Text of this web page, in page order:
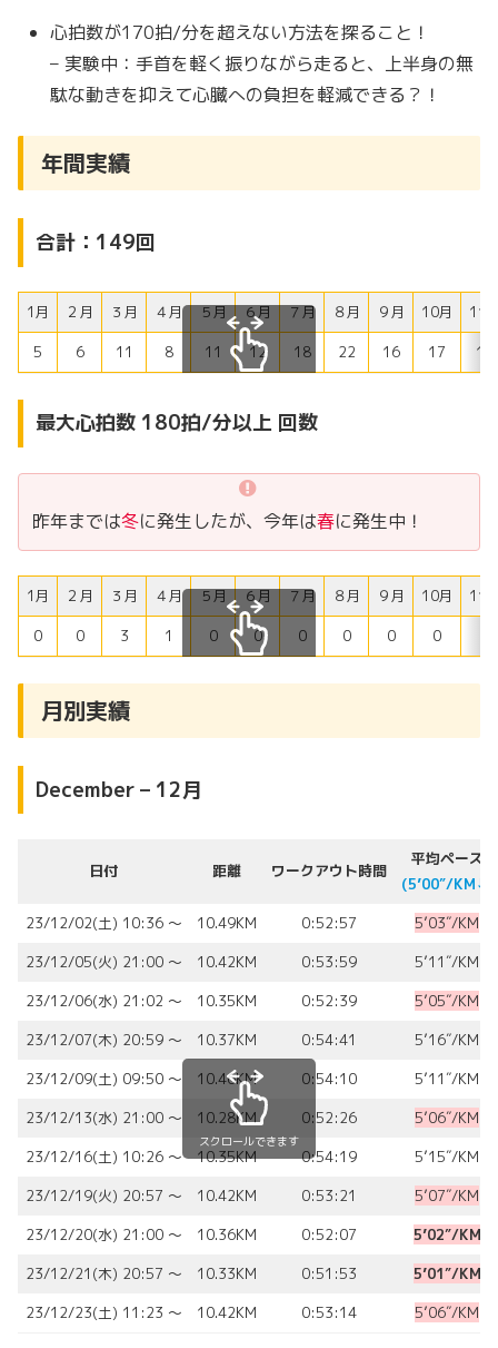
心拍数が170拍/分を超えない方法を探ること！
– 実験中：手首を軽く振りながら走ると、上半身の無
駄な動きを抑えて心臓への負担を軽減できる？！
年間実績
合計：149回
1月 ２月 ３月 ４月 ５月 ６月 ７月 ８月 ９月 10月
11
5
6 11 8 11 12 18 22 16 17 12
最大心拍数 180拍/分以上 回数
昨年までは冬に発生したが、今年は春に発生中！
1月 ２月 ３月 ４月 ５月 ６月 ７月 ８月 ９月 10月
11
0
0 3 1 0 0 0 0 0 0
月別実績
December – 12月
日付 距離 ワークアウト時間
平均ペース
(5’00″/KM⬇︎)
23/12/02(土) 10:36 〜
10.49KM 0:52:57
5’03″/KM
23/12/05(火) 21:00 〜
10.42KM 0:53:59
5’11″/KM
23/12/06(水) 21:02 〜
10.35KM 0:52:39
5’05″/KM
23/12/07(木) 20:59 〜
10.37KM 0:54:41
5’16″/KM
23/12/09(土) 09:50 〜
10.46KM 0:54:10
5’11″/KM
23/12/13(水) 21:00 〜
10.28KM 0:52:26
5’06″/KM
23/12/16(土) 10:26 〜
10.35KM 0:54:19
5’15″/KM
23/12/19(火) 20:57 〜
10.42KM 0:53:21
5’07″/KM
23/12/20(水) 21:00 〜
10.36KM 0:52:07
5’02″/KM
23/12/21(木) 20:57 〜
10.33KM 0:51:53
5’01″/KM
23/12/23(土) 11:23 〜
10.42KM 0:53:14 5’06″/KM
スクロールできます